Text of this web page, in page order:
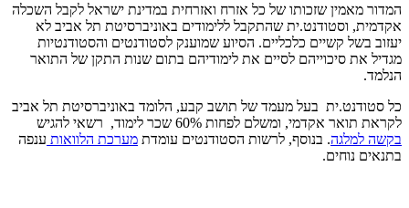
המדור מאמין שזכותו של כל אזרח ואזרחית במדינת ישראל לקבל השכלה
אקדמית, וסטודנט.ית שהתקבל ללימודים באוניברסיטת תל אביב לא
יעזוב בשל קשיים כלכליים. הסיוע שמוענק לסטודנטים והסטודנטיות
מגדיל את סיכוייהם לסיים את לימודיהם בתום שנות התקן של התואר
הנלמד.
כל סטודנט.ית בעל מעמד של תושב קבע, הלומד באוניברסיטת תל אביב
לקראת תואר אקדמי, ומשלם לפחות 60% שכר לימוד, רשאי להגיש
בקשה למלגה. בנוסף, לרשות הסטודנטים עומדת מערכת הלוואות ענפה
בתנאים נוחים.